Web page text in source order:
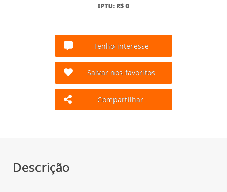
IPTU: R$ 0
Tenho interesse
Salvar nos favoritos
Compartilhar
Descrição